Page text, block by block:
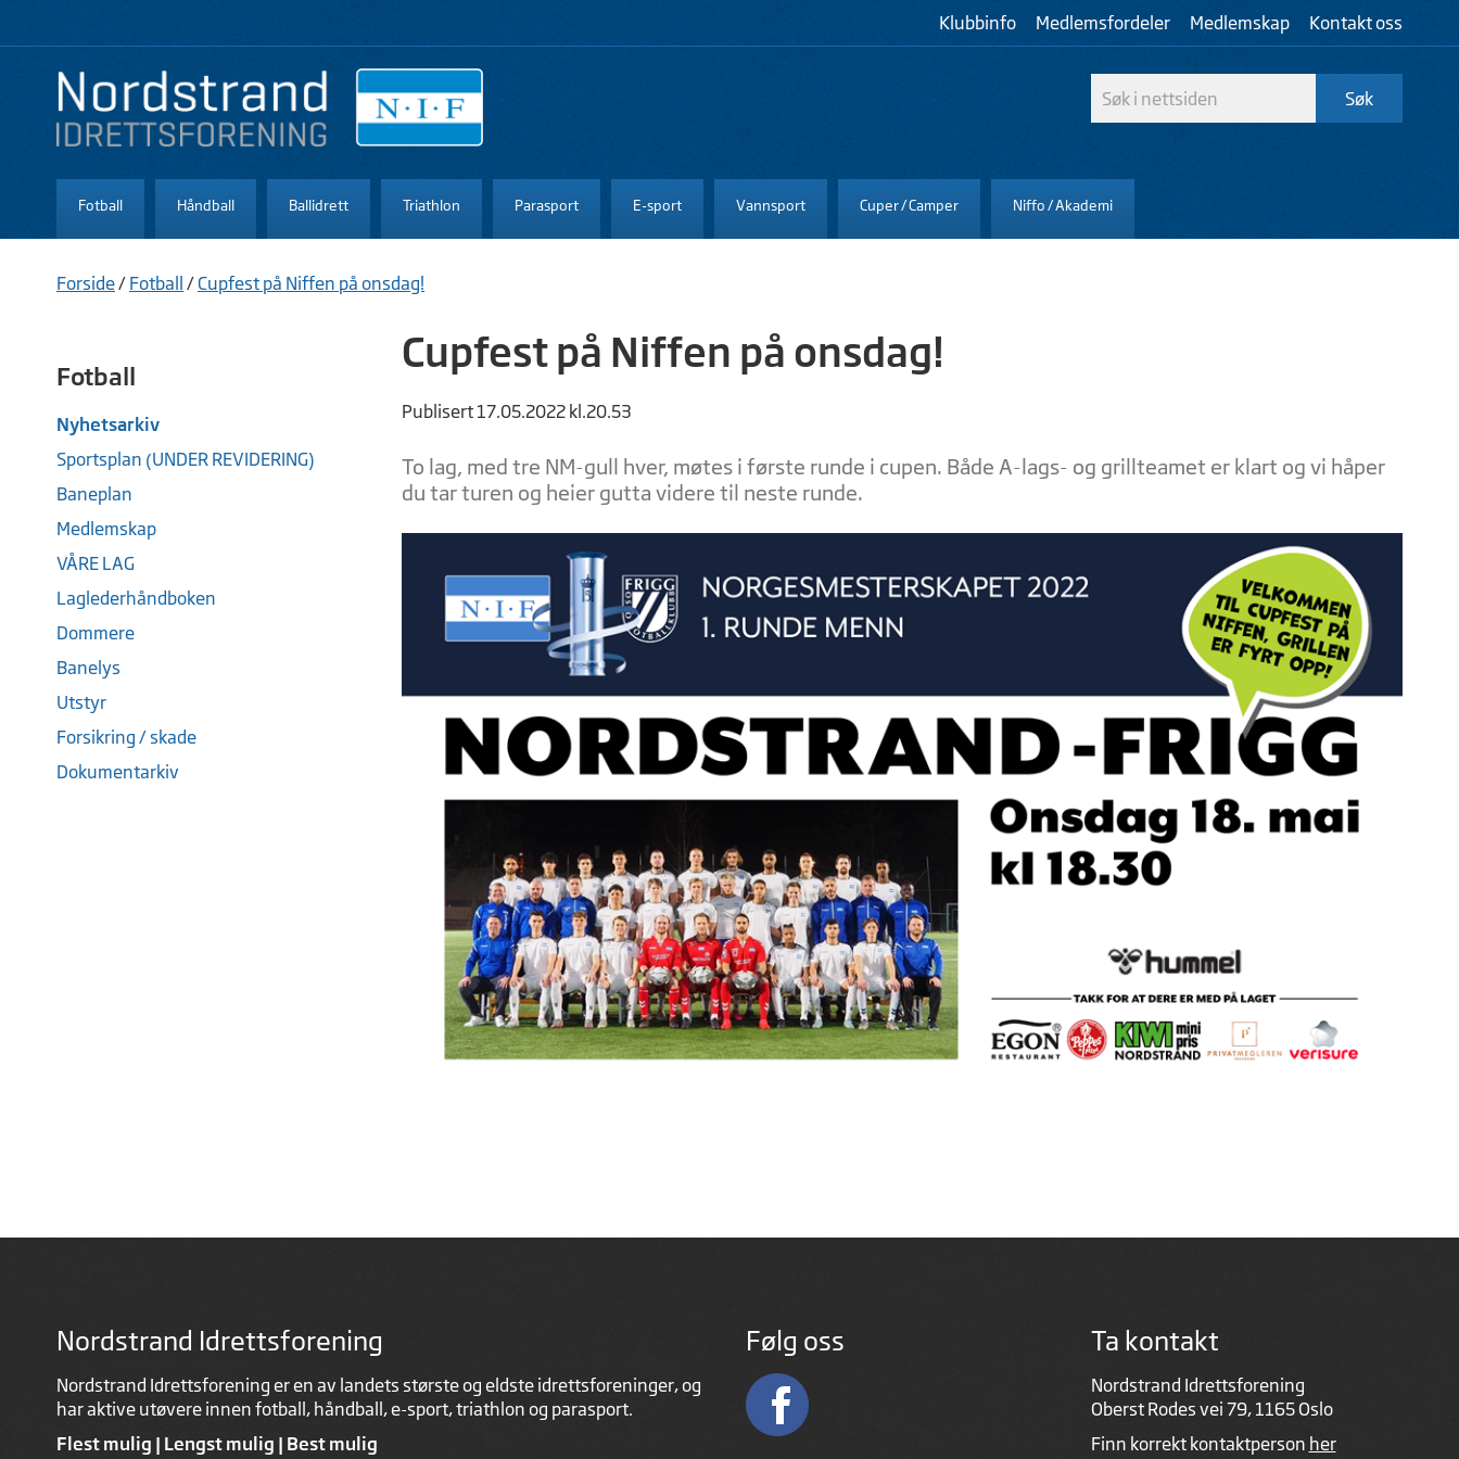
Klubbinfo Medlemsfordeler Medlemskap Kontakt oss
Fotball Håndball Ballidrett Triathlon Parasport E-sport Vannsport Cuper / Camper Niffo / Akademi
Forside/ Fotball /Cupfest på Niffen på onsdag!
Fotball
Nyhetsarkiv
Sportsplan (UNDER REVIDERING)
Baneplan
Medlemskap
VÅRE LAG
Laglederhåndboken
Dommere
Banelys
Utstyr
Forsikring / skade
Dokumentarkiv
Cupfest på Niffen på onsdag!
Publisert 17.05.2022 kl.20.53
To lag, med tre NM-gull hver, møtes i første runde i cupen. Både A-lags- og grillteamet er klart og vi håper
du tar turen og heier gutta videre til neste runde.
Nordstrand Idrettsforening
Nordstrand Idrettsforening er en av landets største og eldste idrettsforeninger, og
har aktive utøvere innen fotball, håndball, e-sport, triathlon og parasport.
Flest mulig | Lengst mulig | Best mulig
Følg oss Ta kontakt
Nordstrand Idrettsforening
Oberst Rodes vei 79, 1165 Oslo
Finn korrekt kontaktperson her